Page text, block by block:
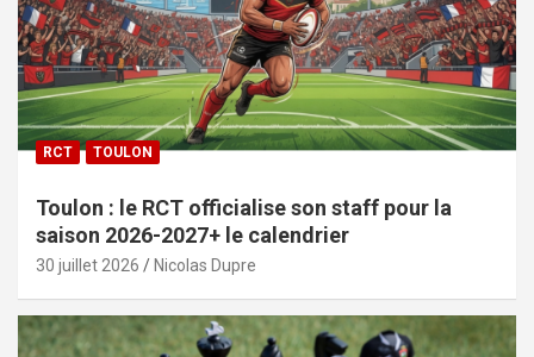
RCT TOULON
Toulon : le RCT officialise son staff pour la
saison 2026-2027+ le calendrier
30 juillet 2026 Nicolas Dupre